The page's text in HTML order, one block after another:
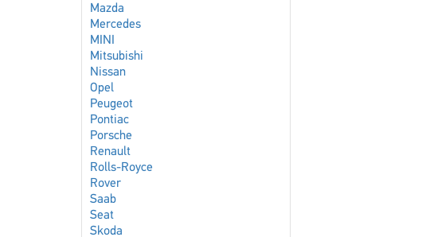
Mazda
Mercedes
MINI
Mitsubishi
Nissan
Opel
Peugeot
Pontiac
Porsche
Renault
Rolls-Royce
Rover
Saab
Seat
Skoda